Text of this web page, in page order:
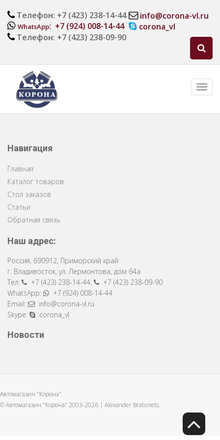
Телефон: +7 (423) 238-14-44
WhatsApp: +7 (924) 008-14-44
Телефон: +7 (423) 238-09-90
info@corona-vl.ru
corona_vl
Навигация
Главная
Каталог товаров
Стол заказов
Статьи
Обратная связь
Наш адрес:
Россия, 690912, Приморский край
г. Владивосток, ул. Лермонтова, дом 64a
Тел:
+7 (423) 238-14-44,
+7 (423) 238-09-90
WhatsApp:
+7 (924) 008-14-44
Email:
info@corona-vl.ru
Skype:
corona_vl
Новости
Автомагазин "Корона"
© Автомагазин "Корона" 2003-2026 | Alexander Bratunets.